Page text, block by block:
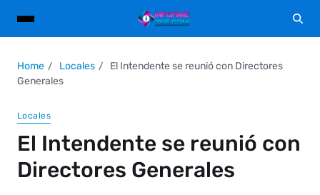
Home Locales
El Intendente se reunió con Directores
Generales
Locales
El Intendente se reunió con
Directores Generales